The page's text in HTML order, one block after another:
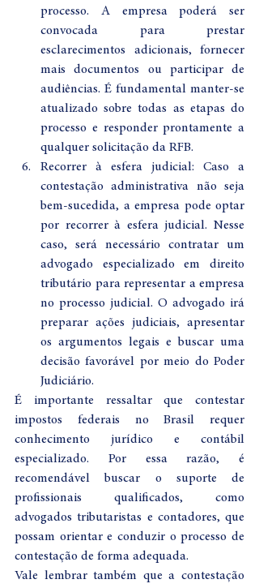
processo. A empresa poderá ser
convocada para prestar
esclarecimentos adicionais, fornecer
mais documentos ou participar de
audiências. É fundamental manter-se
atualizado sobre todas as etapas do
processo e responder prontamente a
qualquer solicitação da RFB.
Recorrer à esfera judicial: Caso a
contestação administrativa não seja
bem-sucedida, a empresa pode optar
por recorrer à esfera judicial. Nesse
caso, será necessário contratar um
advogado especializado em direito
tributário para representar a empresa
no processo judicial. O advogado irá
preparar ações judiciais, apresentar
os argumentos legais e buscar uma
decisão favorável por meio do Poder
Judiciário.
É importante ressaltar que contestar
impostos federais no Brasil requer
conhecimento jurídico e contábil
especializado. Por essa razão, é
recomendável buscar o suporte de
profissionais qualificados, como
advogados tributaristas e contadores, que
possam orientar e conduzir o processo de
contestação de forma adequada.
Vale lembrar também que a contestação